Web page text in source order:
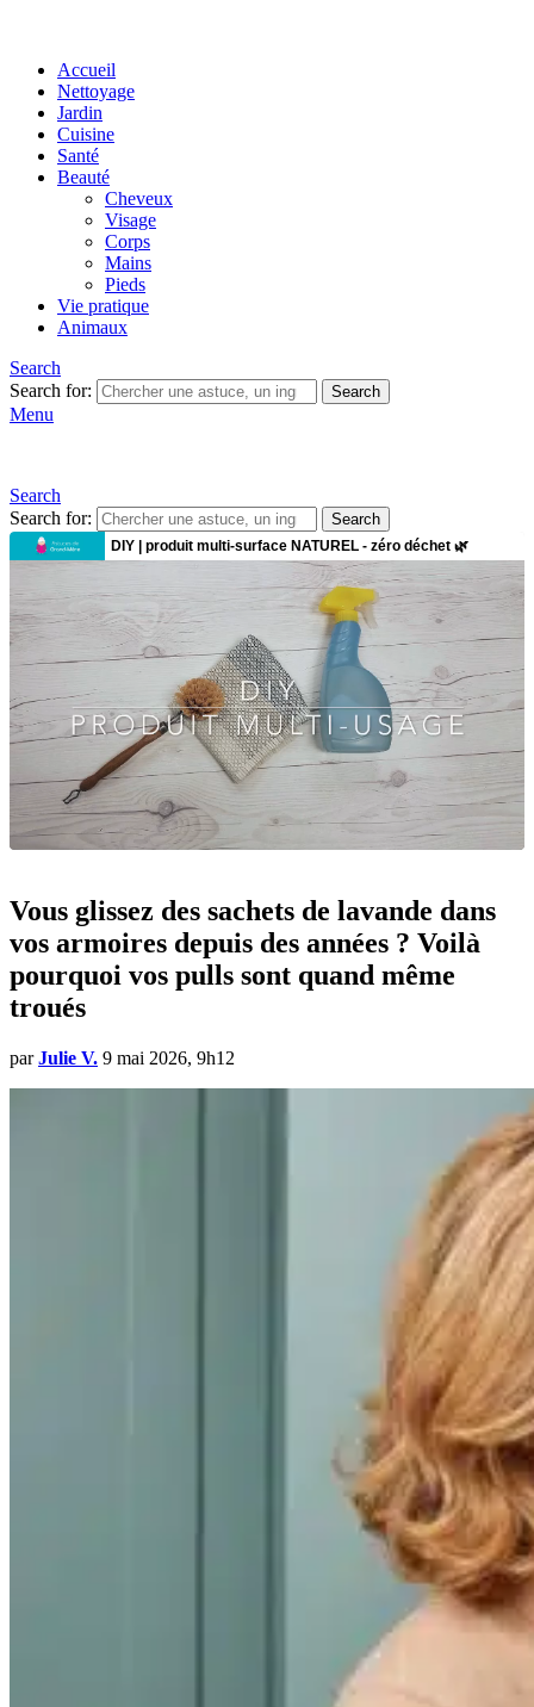
Accueil
Nettoyage
Jardin
Cuisine
Santé
Beauté
Cheveux
Visage
Corps
Mains
Pieds
Vie pratique
Animaux
Search
Search for:
Search
Menu
Search
Search for:
Search
Vous glissez des sachets de lavande dans
vos armoires depuis des années ? Voilà
pourquoi vos pulls sont quand même
troués
par Julie V. 9 mai 2026, 9h12